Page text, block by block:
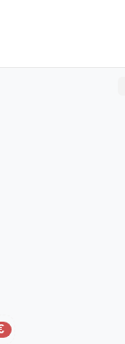
su vandens